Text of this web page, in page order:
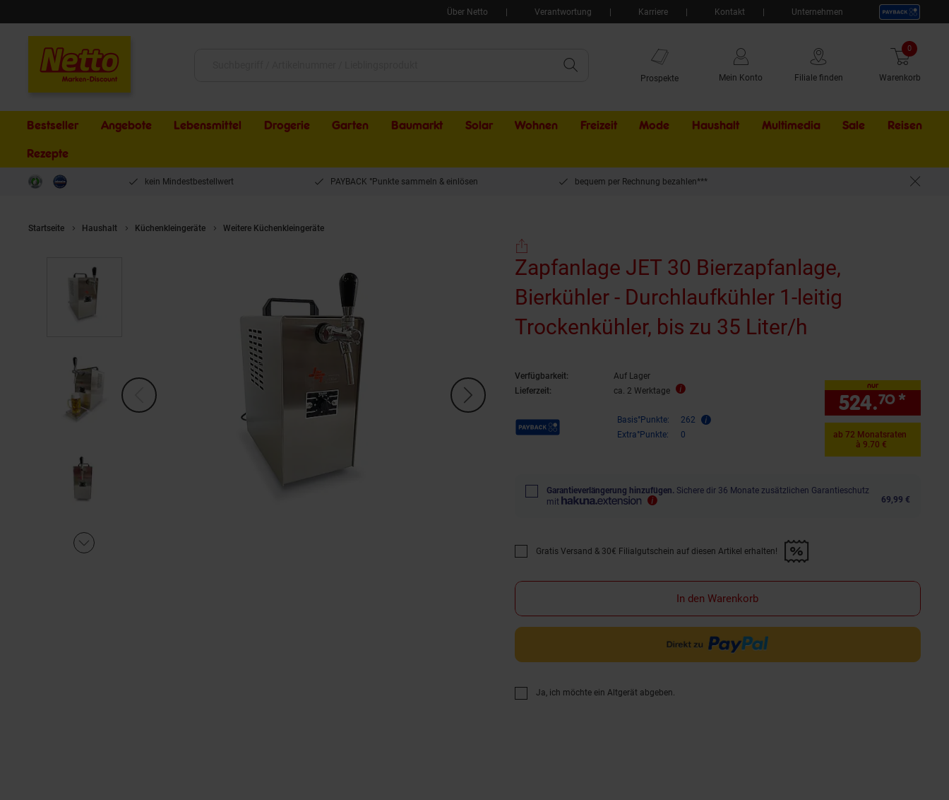
Über Netto Verantwortung Karriere Kontakt Unternehmen
Prospekte Mein Konto Filiale finden Warenkorb
0 Artikel
Bestseller Angebote Lebensmittel Drogerie Garten Baumarkt Solar Wohnen Freizeit Mode Haushalt Multimedia Sale Externer
Reisen
Rezepte
kein Mindestbestellwert PAYBACK °Punkte sammeln & einlösen bequem per Rechnung bezahlen***
Startseite Haushalt Küchenkleingeräte Weitere Küchenkleingeräte
Zapfanlage JET 30 Bierzapfanlage,
Bierkühler - Durchlaufkühler 1-leitig
Trockenkühler, bis zu 35 Liter/h
Verfügbarkeit:
Auf Lager
Lieferzeit:
ca. 2 Werktage
Payback Punkte Basis°Punkte:
262
Extra°Punkte:
0
nur
524.70 *
ab 72 Monatsraten
à 9.70 €
Garantieverlängerung hinzufügen. Sichere dir 36 Monate zusätzlichen Garantieschutz
mit
69,99 €
Promotion "Gratis Versand &amp; 30€ Filialgutschein auf diesen Artikel erhalten!" anwenden
Gratis Versand & 30€ Filialgutschein auf diesen Artikel erhalten!
In den Warenkorb
Ja, ich möchte ein Altgerät abgeben.